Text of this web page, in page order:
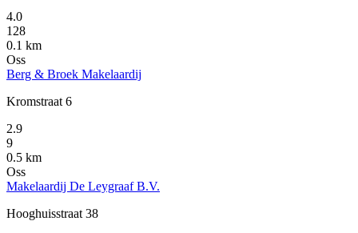
4.0
128
0.1 km
Oss
Berg & Broek Makelaardij
Kromstraat 6
2.9
9
0.5 km
Oss
Makelaardij De Leygraaf B.V.
Hooghuisstraat 38